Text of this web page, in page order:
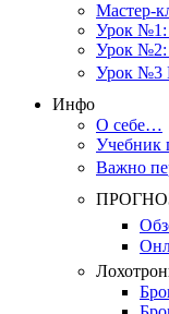
Мастер-
Урок №1:
Урок №2:
Урок №3
Инфо
О себе…
Учебник
Важно